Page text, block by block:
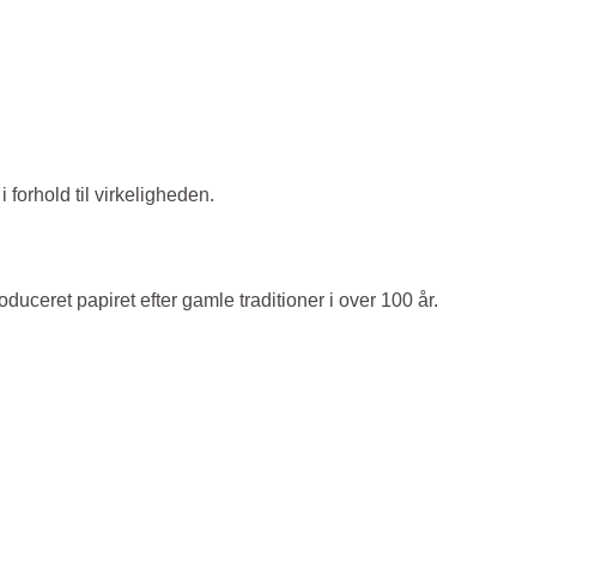
forhold til virkeligheden.
papiret efter gamle traditioner i over 100 år.